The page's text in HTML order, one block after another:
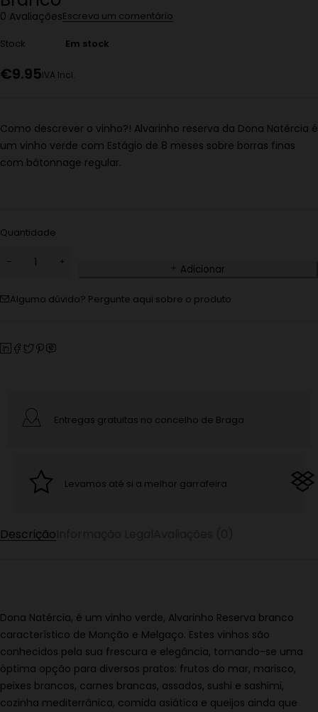
0 AvaliaçõesEscreva um comentário
Stock Em stock
€9.95IVA Incl.
Como descrever o vinho?! Alvarinho reserva da Dona Natércia é
um vinho verde com Estágio de 8 meses sobre borras finas
com bâtonnage regular.
Quantidade
Adicionar
Alguma dúvida? Pergunte aqui sobre o produto
Entregas gratuitas no concelho de Braga
Levamos até si a melhor garrafeira
Descrição
Dona Natércia, é um vinho verde, Alvarinho Reserva branco
característico de Monção e Melgaço. Estes vinhos são
conhecidos pela sua frescura e elegância, tornando-se uma
óptima opção para diversos pratos: frutos do mar, marisco,
peixes brancos, carnes brancas, assados, sushi e sashimi,
cozinha mediterrânica, comida asiática e queijos ainda que